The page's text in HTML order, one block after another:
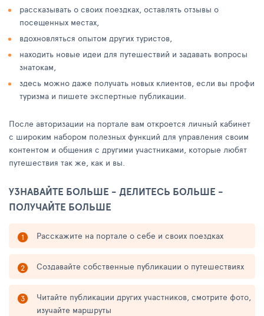
рассказывать о своих поездках, оставлять отзывы о
посещенных местах,
вдохновляться опытом других туристов,
находить новые идеи для путешествий и задавать вопросы
знатокам,
здесь можно даже получать новых клиентов, если вы профи
туризма и пишете экспертные публикации.
После авторизации на портале вам откроется личный кабинет
с широким набором полезных функций для управления своим
контентом и общения с другими участниками, которые любят
путешествия так же, как и вы.
УЗНАВАЙТЕ БОЛЬШЕ - ДЕЛИТЕСЬ БОЛЬШЕ -
ПОЛУЧАЙТЕ БОЛЬШЕ
Расскажите на портале о себе и своих поездках
Создавайте собственные публикации о путешествиях
Читайте публикации других участников, смотрите фото,
изучайте маршруты